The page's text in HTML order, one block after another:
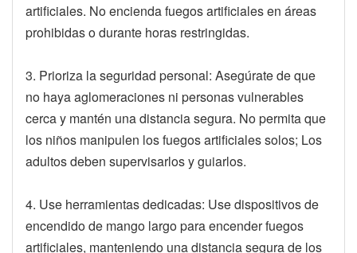
artificiales. No encienda fuegos artificiales en áreas
prohibidas o durante horas restringidas.
3. Prioriza la seguridad personal: Asegúrate de que
no haya aglomeraciones ni personas vulnerables
cerca y mantén una distancia segura. No permita que
los niños manipulen los fuegos artificiales solos; Los
adultos deben supervisarlos y guiarlos.
4. Use herramientas dedicadas: Use dispositivos de
encendido de mango largo para encender fuegos
artificiales, manteniendo una distancia segura de los